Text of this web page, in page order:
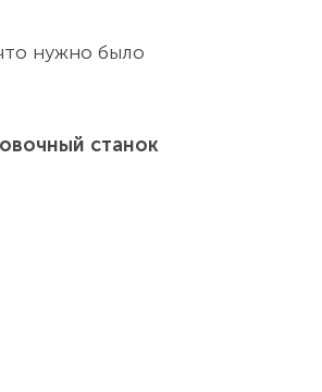
нужно было
станок